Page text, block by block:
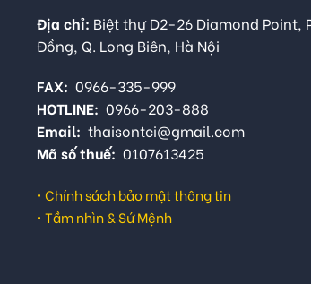
Địa chỉ: Biệt thự D2-26 Diamond Point,
Đồng, Q. Long Biên, Hà Nội
FAX: 0966-335-999
HOTLINE: 0966-203-888
Email: thaisontci@gmail.com
Mã số thuế: 0107613425
• Chính sách bảo mật thông tin
• Tầm nhìn & Sứ Mệnh